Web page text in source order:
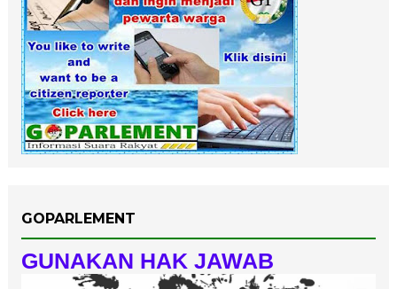
GOPARLEMENT
GUNAKAN HAK JAWAB